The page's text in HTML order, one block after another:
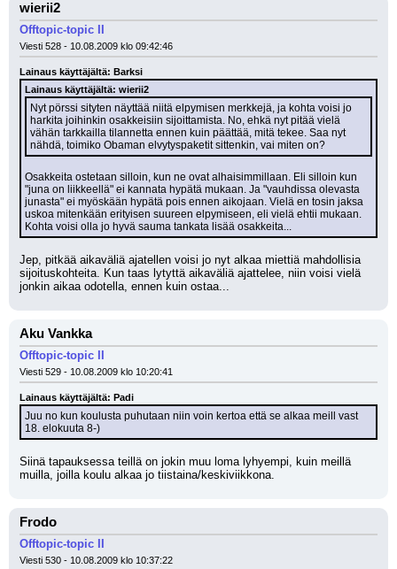
wierii2
Offtopic-topic II
Viesti 528 - 10.08.2009 klo 09:42:46
Lainaus käyttäjältä: Barksi
Lainaus käyttäjältä: wierii2
Nyt pörssi sityten näyttää niitä elpymisen merkkejä, ja kohta voisi jo
harkita joihinkin osakkeisiin sijoittamista. No, ehkä nyt pitää vielä
vähän tarkkailla tilannetta ennen kuin päättää, mitä tekee. Saa nyt
nähdä, toimiko Obaman elvytyspaketit sittenkin, vai miten on?
Osakkeita ostetaan silloin, kun ne ovat alhaisimmillaan. Eli silloin kun
"juna on liikkeellä" ei kannata hypätä mukaan. Ja "vauhdissa olevasta
junasta" ei myöskään hypätä pois ennen aikojaan. Vielä en tosin jaksa
uskoa mitenkään erityisen suureen elpymiseen, eli vielä ehtii mukaan.
Kohta voisi olla jo hyvä sauma tankata lisää osakkeita...
Jep, pitkää aikaväliä ajatellen voisi jo nyt alkaa miettiä mahdollisia
sijoituskohteita. Kun taas lytyttä aikaväliä ajattelee, niin voisi vielä
jonkin aikaa odotella, ennen kuin ostaa...
Aku Vankka
Offtopic-topic II
Viesti 529 - 10.08.2009 klo 10:20:41
Lainaus käyttäjältä: Padi
Juu no kun koulusta puhutaan niin voin kertoa että se alkaa meill vast
18. elokuuta 8-)
Siinä tapauksessa teillä on jokin muu loma lyhyempi, kuin meillä
muilla, joilla koulu alkaa jo tiistaina/keskiviikkona.
Frodo
Offtopic-topic II
Viesti 530 - 10.08.2009 klo 10:37:22